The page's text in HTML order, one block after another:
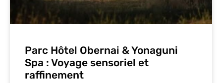
Parc Hôtel Obernai & Yonaguni
Spa : Voyage sensoriel et
raffinement